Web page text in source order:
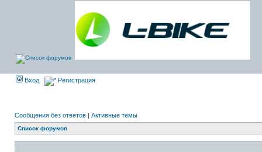
Вход Регистрация
Сообщения без ответов | Активные темы
Список форумов